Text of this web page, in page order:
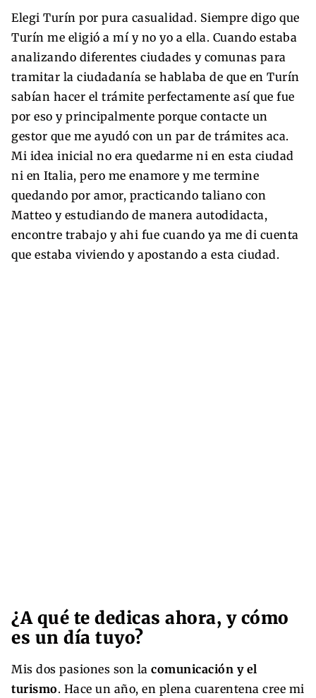
Elegi Turín por pura casualidad. Siempre digo que
Turín me eligió a mí y no yo a ella. Cuando estaba
analizando diferentes ciudades y comunas para
tramitar la ciudadanía se hablaba de que en Turín
sabían hacer el trámite perfectamente así que fue
por eso y principalmente porque contacte un
gestor que me ayudó con un par de trámites aca.
Mi idea inicial no era quedarme ni en esta ciudad
ni en Italia, pero me enamore y me termine
quedando por amor, practicando taliano con
Matteo y estudiando de manera autodidacta,
encontre trabajo y ahi fue cuando ya me di cuenta
que estaba viviendo y apostando a esta ciudad.
¿A qué te dedicas ahora, y cómo
es un día tuyo?
Mis dos pasiones son la comunicación y el
turismo. Hace un año, en plena cuarentena cree mi